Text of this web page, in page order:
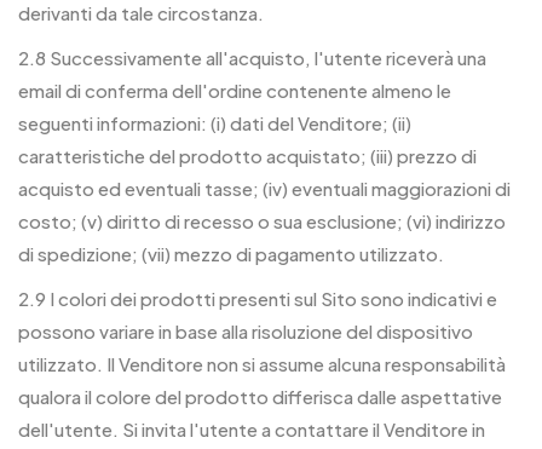
derivanti da tale circostanza.
2.8 Successivamente all'acquisto, l'utente riceverà una
email di conferma dell'ordine contenente almeno le
seguenti informazioni: (i) dati del Venditore; (ii)
caratteristiche del prodotto acquistato; (iii) prezzo di
acquisto ed eventuali tasse; (iv) eventuali maggiorazioni di
costo; (v) diritto di recesso o sua esclusione; (vi) indirizzo
di spedizione; (vii) mezzo di pagamento utilizzato.
2.9 I colori dei prodotti presenti sul Sito sono indicativi e
possono variare in base alla risoluzione del dispositivo
utilizzato. Il Venditore non si assume alcuna responsabilità
qualora il colore del prodotto differisca dalle aspettative
dell'utente. Si invita l'utente a contattare il Venditore in